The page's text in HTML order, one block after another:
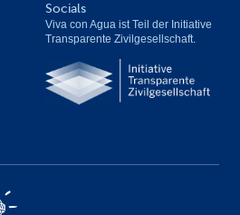
Socials
Viva con Agua ist Teil der Initiative
Transparente Zivilgesellschaft.